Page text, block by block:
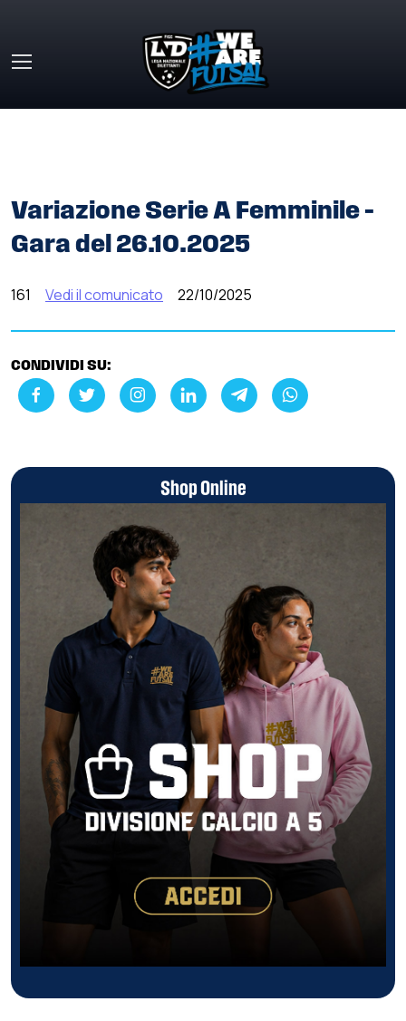
Variazione Serie A Femminile –
Gara del 26.10.2025
161 Vedi il comunicato 22/10/2025
CONDIVIDI SU:
Shop Online